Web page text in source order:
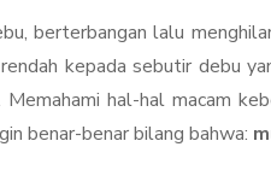
berterbangan lalu
kepada sebutir debu
Memahami hal-hal macam
benar-benar bilang bahwa: